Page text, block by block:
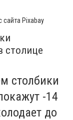
сайта Pixabay
столице
столбики
-14
до